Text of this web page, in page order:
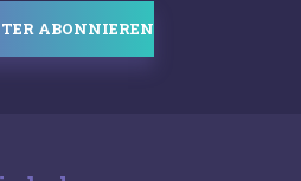
ABONNIEREN